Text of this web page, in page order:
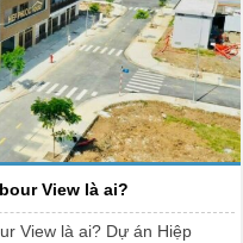
View là ai?
View là ai? Dự án Hiệp